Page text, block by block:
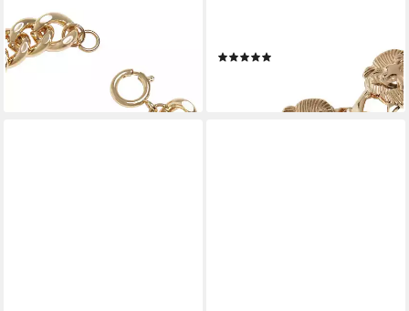
Bettelarmband Urban Classics
Unisex Plate Bracelet
12,99 €
lieferbar - in 2-3 Werktagen bei dir
lieferbar - in 2-3 Werktagen bei dir